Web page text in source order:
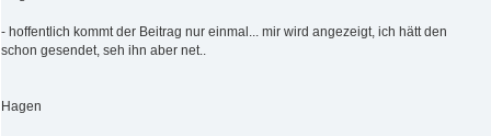
- hoffentlich kommt der Beitrag nur einmal... mir wird angezeigt, ich hätt den
schon gesendet, seh ihn aber net..
Hagen